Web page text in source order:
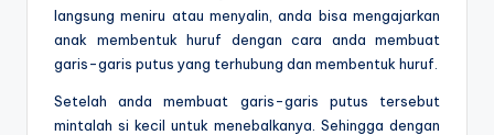
langsung meniru atau menyalin, anda bisa mengajarkan
anak membentuk huruf dengan cara anda membuat
garis-garis putus yang terhubung dan membentuk huruf.
Setelah anda membuat garis-garis putus tersebut
mintalah si kecil untuk menebalkanya. Sehingga dengan